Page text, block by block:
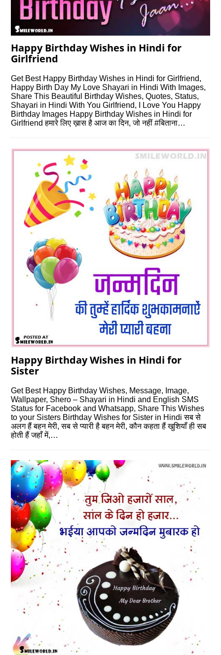
Happy Birthday Wishes in Hindi for
Girlfriend
Get Best Happy Birthday Wishes in Hindi for Girlfriend,
Happy Birth Day My Love Shayari in Hindi With Images,
Share This Beautiful Birthday Wishes, Quotes, Status,
Shayari in Hindi With You Girlfriend, I Love You Happy
Birthday Images Happy Birthday Wishes in Hindi for
Girlfriend हमारे लिए ख़ास है आज का दिन, जो नहीं #बिताना…
Happy Birthday Wishes in Hindi for
Sister
Get Best Happy Birthday Wishes, Message, Image,
Wallpaper, Shero – Shayari in Hindi and English SMS
Status for Facebook and Whatsapp, Share This Wishes
to your Sisters Birthday Wishes for Sister in Hindi सब से
अलग हैं बहन मेरी, सब से प्यारी है बहन मेरी, कौन कहता हैं खुशियाँ ही सब
होती हैं जहाँ में,…